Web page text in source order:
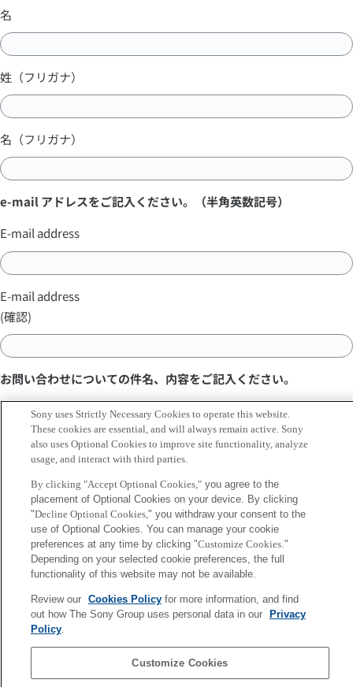
名
姓（フリガナ）
名（フリガナ）
e-mail アドレスをご記入ください。（半角英数記号）
E-mail address
E-mail address
(確認)
お問い合わせについての件名、内容をご記入ください。
Computer
Sony uses Strictly Necessary Cookies to operate this website.
These cookies are essential, and will always remain active. Sony
also uses Optional Cookies to improve site functionality, analyze
usage, and interact with third parties.
By clicking "Accept Optional Cookies,"you agree to the
placement of Optional Cookies on your device. By clicking
"Decline Optional Cookies," you withdraw your consent to the
use of Optional Cookies. You can manage your cookie
preferences at any time by clicking "Customize Cookies."
Depending on your selected cookie preferences, the full
functionality of this website may not be available.
Review our Cookies Policyfor more information, and find
out how The Sony Group uses personal data in our
Privacy
Policy.
Customize Cookies